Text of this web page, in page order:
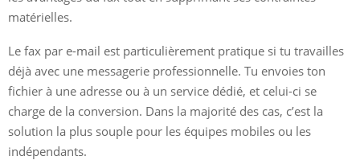
matérielles.
Le fax par e-mail est particulièrement pratique si tu travailles
déjà avec une messagerie professionnelle. Tu envoies ton
fichier à une adresse ou à un service dédié, et celui-ci se
charge de la conversion. Dans la majorité des cas, c’est la
solution la plus souple pour les équipes mobiles ou les
indépendants.